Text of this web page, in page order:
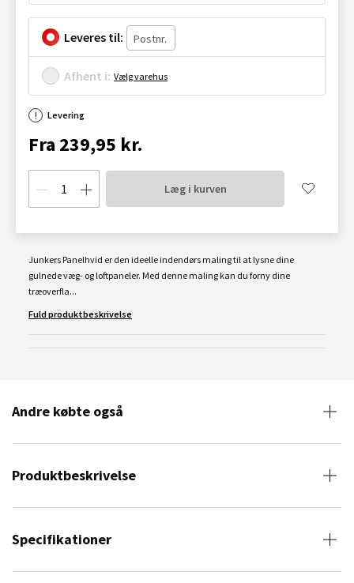
Leveres til:
Afhent i: Vælg varehus
Levering
Fra 239,95 kr.
Læg i kurven
Junkers Panelhvid er den ideelle indendørs maling til at lysne dine
gulnede væg- og loftpaneler. Med denne maling kan du forny dine
træoverfla...
Fuld produktbeskrivelse
Andre købte også
Produktbeskrivelse
Specifikationer